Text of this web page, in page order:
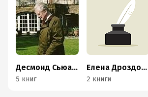
Десмонд Сьюард
5 книг
Елена Дроздова
2 книги